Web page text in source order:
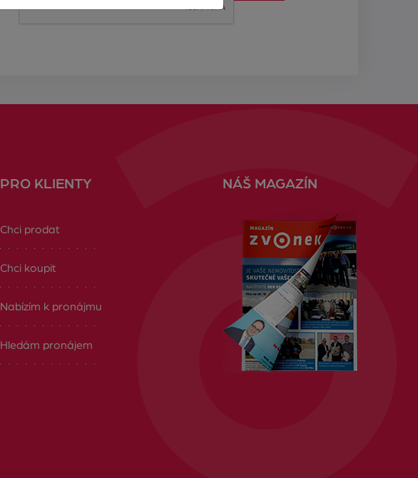
PRO KLIENTY
Chci prodat
Chci koupit
Nabízím k pronájmu
Hledám pronájem
NÁŠ MAGAZÍN